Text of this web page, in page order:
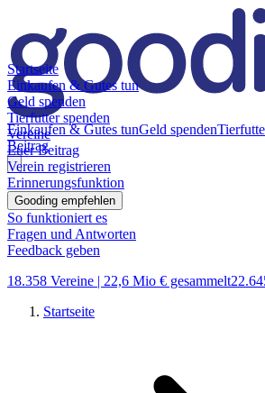
Einkaufen & Gutes tunGeld spenden
Beitrag
Startseite
Einkaufen & Gutes tun
Geld spenden
Tierfutter spenden
Vereine
Euer Beitrag
Verein registrieren
Erinnerungsfunktion
Gooding empfehlen
So funktioniert es
Fragen und Antworten
Feedback geben
18.358 Vereine | 22,6 Mio € gesammelt
Startseite